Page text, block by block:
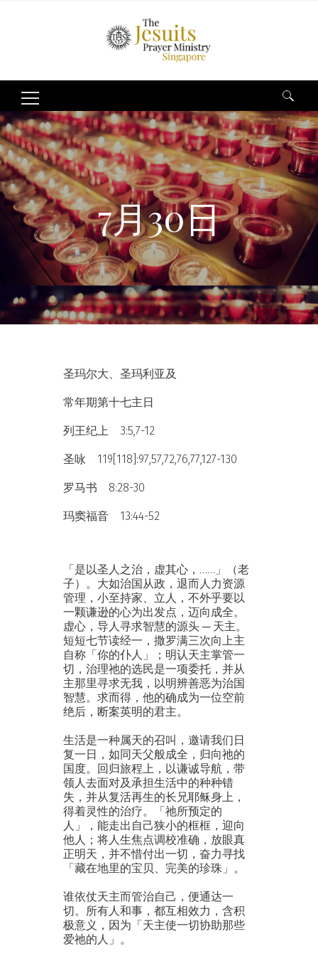
Search
for:
7月30日
圣玛尔大、圣玛利亚及
常年期第十七主日
列王纪上 3:5,7-12
圣咏 119[118]:97,57,72,76,77,127-130
罗马书 8:28-30
玛窦福音 13:44-52
「是以圣人之治，虚其心，……」（老
子）。大如治国从政，退而人力资源
管理，小至持家、立人，不外乎要以
一颗谦逊的心为出发点，迈向成全。
虚心，导人寻求智慧的源头 ─ 天主。
短短七节读经一，撒罗满三次向上主
自称「你的仆人」；明认天主掌管一
切，治理祂的选民是一项委托，并从
主那里寻求无我，以明辨善恶为治国
智慧。求而得，他的确成为一位空前
绝后，断案英明的君主。
生活是一种属天的召叫，邀请我们日
复一日，如同天父般成全，归向祂的
国度。回归旅程上，以谦诚导航，带
领人去面对及承担生活中的种种错
失，并从复活再生的长兄耶稣身上，
得着灵性的治疗。「祂所预定的
人」，能走出自己狭小的框框，迎向
他人；将人生焦点调校准确，放眼真
正明天，并不惜付出一切，奋力寻找
「藏在地里的宝贝、完美的珍珠」。
谁依仗天主而管治自己，便通达一
切。所有人和事，都互相效力，含积
极意义，因为「天主使一切协助那些
爱祂的人」。